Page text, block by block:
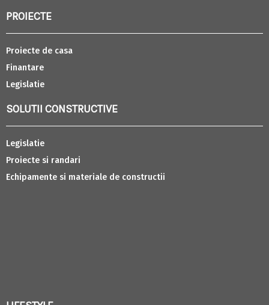
PROIECTE
Proiecte de casa
Finantare
Legislatie
SOLUTII CONSTRUCTIVE
Legislatie
Proiecte si randari
Echipamente si materiale de constructii